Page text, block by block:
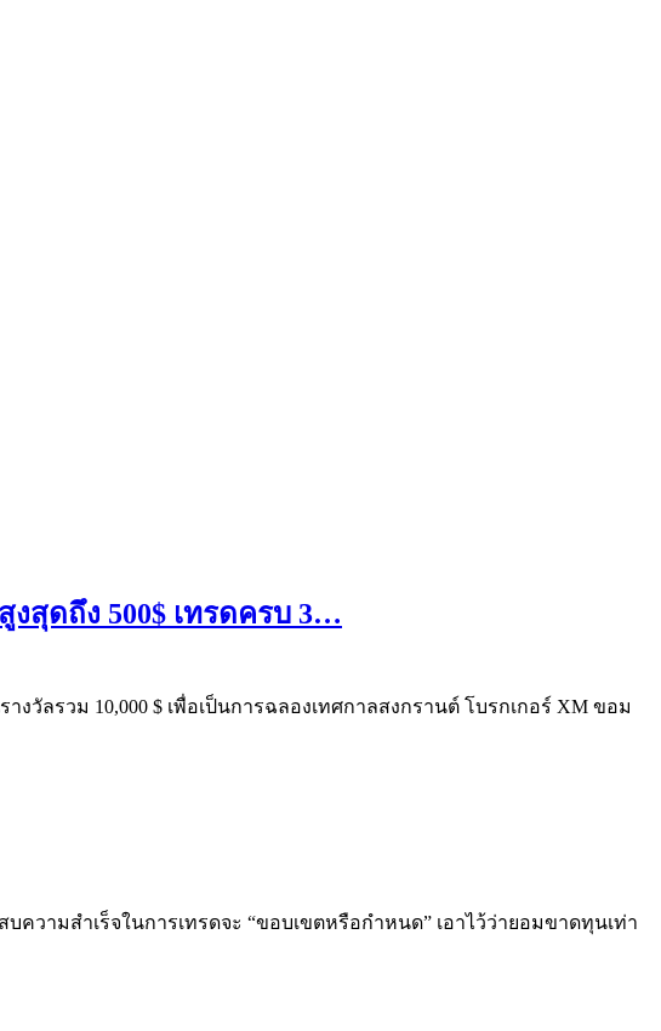
งสุดถึง 500$ เทรดครบ 3…
งวัลรวม 10,000 $ เพื่อเป็นการฉลองเทศกาลสงกรานต์ โบรกเกอร์ XM ขอม
ความสำเร็จในการเทรดจะ “ขอบเขตหรือกำหนด” เอาไว้ว่ายอมขาดทุนเท่า